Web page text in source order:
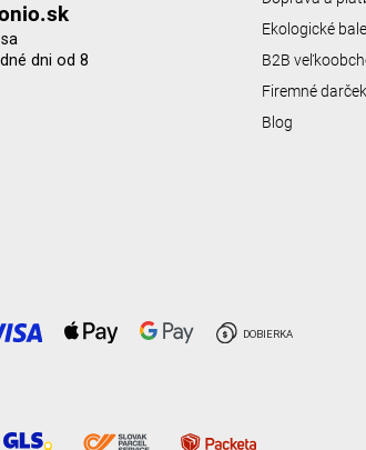
dni od 8
Ekologické
B2B
Firemné
Blog